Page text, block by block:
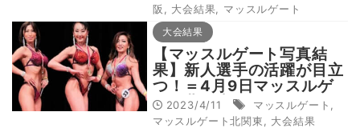
阪
大会結果 マッスルゲート
大会結果
【マッスルゲート写真結
果】新人選手の活躍が目立
つ！＝4月9日マッスルゲ
ート北関東１
2023/4/11 マッスルゲート
マッスルゲート北関東
大会結果